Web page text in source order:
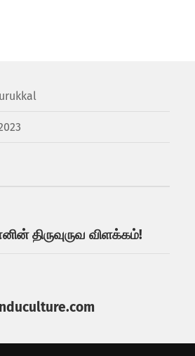
திருவுருவ விளக்கம்!